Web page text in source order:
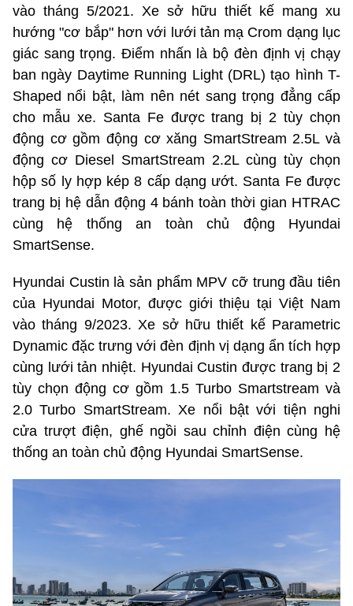
vào tháng 5/2021. Xe sở hữu thiết kế mang xu
hướng "cơ bắp" hơn với lưới tản mạ Crom dạng lục
giác sang trọng. Điểm nhấn là bộ đèn định vị chạy
ban ngày Daytime Running Light (DRL) tạo hình T-
Shaped nổi bật, làm nên nét sang trọng đẳng cấp
cho mẫu xe. Santa Fe được trang bị 2 tùy chọn
động cơ gồm động cơ xăng SmartStream 2.5L và
động cơ Diesel SmartStream 2.2L cùng tùy chọn
hộp số ly hợp kép 8 cấp dạng ướt. Santa Fe được
trang bị hệ dẫn động 4 bánh toàn thời gian HTRAC
cùng hệ thống an toàn chủ động Hyundai
SmartSense.
Hyundai Custin là sản phẩm MPV cỡ trung đầu tiên
của Hyundai Motor, được giới thiệu tại Việt Nam
vào tháng 9/2023. Xe sở hữu thiết kế Parametric
Dynamic đặc trưng với đèn định vị dạng ẩn tích hợp
cùng lưới tản nhiệt. Hyundai Custin được trang bị 2
tùy chọn động cơ gồm 1.5 Turbo Smartstream và
2.0 Turbo SmartStream. Xe nổi bật với tiện nghi
cửa trượt điện, ghế ngồi sau chỉnh điện cùng hệ
thống an toàn chủ động Hyundai SmartSense.